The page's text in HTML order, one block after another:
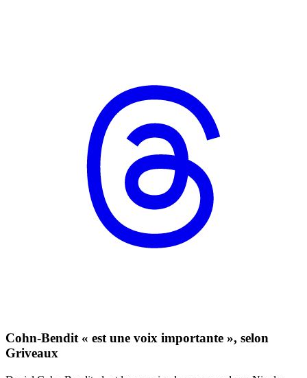
Cohn-Bendit « est une voix importante », selon
Griveaux